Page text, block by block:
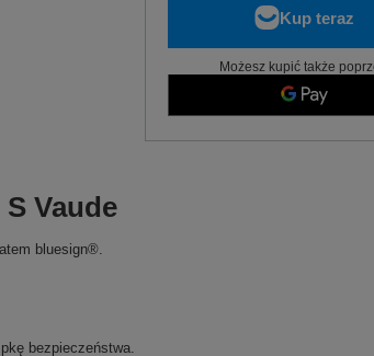
Możesz kupić także
Vaude
bluesign®.
bezpieczeństwa.